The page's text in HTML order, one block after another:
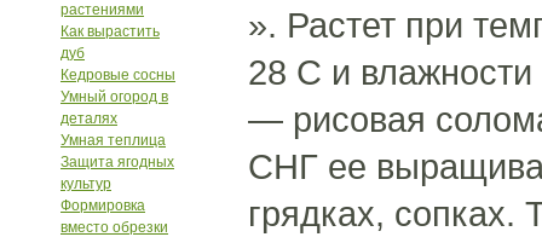
растениями
Как вырастить
дуб
Кедровые сосны
Умный огород в
деталях
Умная теплица
Защита ягодных
культур
Формировка
вместо обрезки
». Растет при
28 С и
— рисовая
СНГ ее
грядках, сопках.